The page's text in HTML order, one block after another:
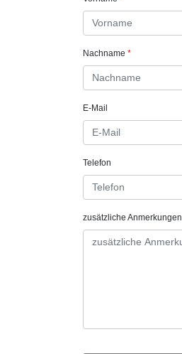
Nachname
E-Mail
Telefon
zusätzliche Anmerkungen